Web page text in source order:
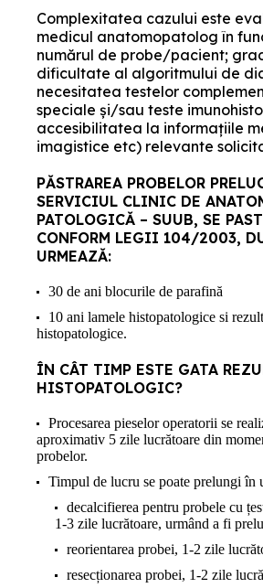
Complexitatea cazului este
medicul anatomopatolog în
numărul de probe/pacient;
dificultate al algoritmului de
necesitatea testelor
speciale şi/sau teste
accesibilitatea la informaţiile
imagistice etc) relevante
PĂSTRAREA PROBELOR
SERVICIUL CLINIC DE
PATOLOGICĂ – SUUB, SE
CONFORM LEGII 104/2003,
URMEAZĂ:
30 de ani blocurile de parafină
10 ani lamele histopatologice si
histopatologice.
ÎN CÂT TIMP ESTE GATA
HISTOPATOLOGIC?
Procesarea pieselor operatorii se
aproximativ 5 zile lucrătoare din
probelor.
Timpul de lucru se poate prelungi în
decalcifierea pentru probele cu
1-3 zile lucrătoare, urmând a fi
reorientarea probei, 1-2 zile
resecționarea probei, 1-2 zile